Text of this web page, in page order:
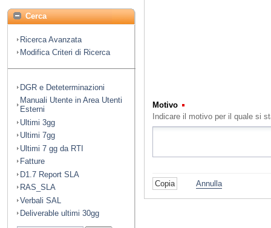
Cerca
Ricerca Avanzata
Modifica Criteri di Ricerca
DGR e Deteterminazioni
Manuali Utente in Area Utenti
Esterni
Ultimi 3gg
Ultimi 7gg
Ultimi 7 gg da RTI
Fatture
D1.7 Report SLA
RAS_SLA
Verbali SAL
Deliverable ultimi 30gg
Motivo
Indicare il motivo per il quale si
Annulla